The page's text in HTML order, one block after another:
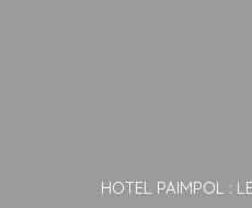
HOTEL PAIMPOL :